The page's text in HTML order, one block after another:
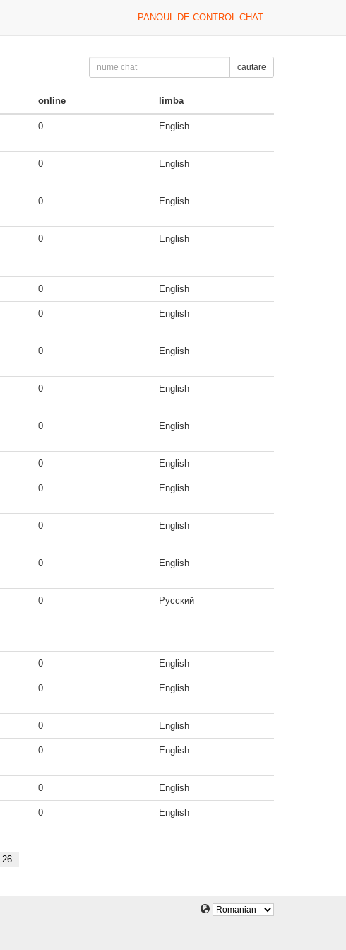
PANOUL DE CONTROL CHAT
cautare
online limba
0 English
0 English
0 English
0 English
0 English
0 English
0 English
0 English
0 English
0 English
0 English
0 English
0 English
0 Русский
0 English
0 English
0 English
0 English
0 English
0 English
26